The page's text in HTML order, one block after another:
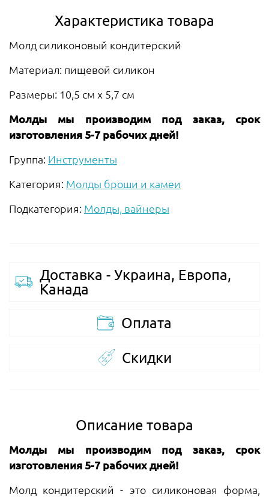
Характеристика товара
Молд силиконовый кондитерский
Материал: пищевой силикон
Размеры: 10,5 см х 5,7 см
Молды мы производим под заказ, срок
изготовления 5-7 рабочих дней!
Группа: Инструменты
Категория: Молды броши и камеи
Подкатегория: Молды, вайнеры
Доставка - Украина, Европа,
Канада
Оплата
Скидки
Описание товара
Молды мы производим под заказ, срок
изготовления 5-7 рабочих дней!
Молд кондитерский - это силиконовая форма,